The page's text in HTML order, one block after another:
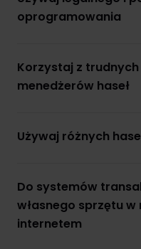
obligacji i akcji – na rynku
obsługa procesu.
Przejdź
Nasze oddziały
Grupa kapitałowa
wszystko w przystępnej i
Blog NS
oprogramowania
Korzystaj z trudnych
menedżerów haseł
Używaj różnych
Do systemów
własnego sprzętu
internetem